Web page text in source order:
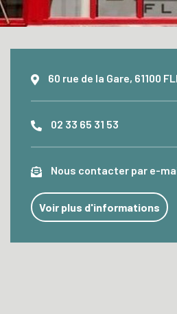
60 rue de la Gare, 61100
02 33 65 31 53
Nous contacter par e-
Voir plus d'informations